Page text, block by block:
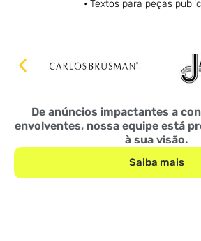
• Textos para peças
De anúncios impactantes a
envolventes, nossa equipe está
à sua visão.
Saiba mais